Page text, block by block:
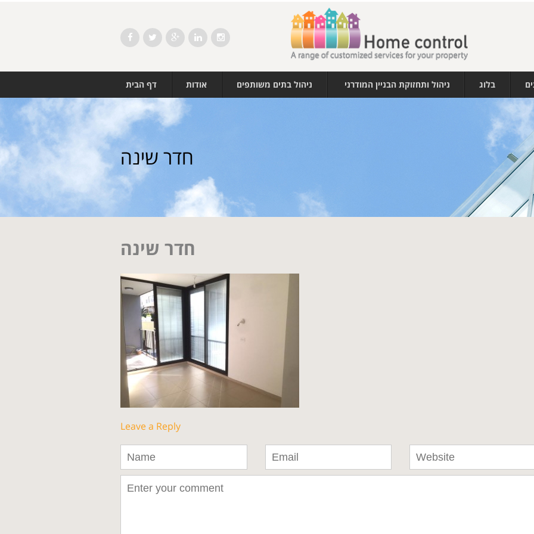
דף הבית אודות ניהול בתים משותפים ניהול ותחזוקת הבניין המודרני בלוג
חדר שינה
חדר שינה
Leave a Reply